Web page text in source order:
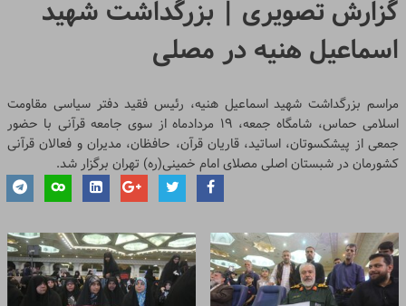
مراسم بزرگداشت امام مجاهد شهید در مصلای تهران از سوی رهبر
معظم انقلاب
گزارش تصویری| مراسم بزرگداشت آقای شهید ایران
گزارش تصویری | بزرگداشت شهید
اسماعیل هنیه در مصلی
مراسم بزرگداشت شهید اسماعیل هنیه، رئیس فقید دفتر سیاسی مقاومت
اسلامی حماس، شامگاه جمعه، ۱۹ مردادماه از سوی جامعه قرآنی با حضور
جمعی از پیشکسوتان، اساتید، قاریان قرآن، حافظان، مدیران و فعالان قرآنی
کشورمان در شبستان اصلی مصلای امام خمینی(ره) تهران برگزار ‌شد.